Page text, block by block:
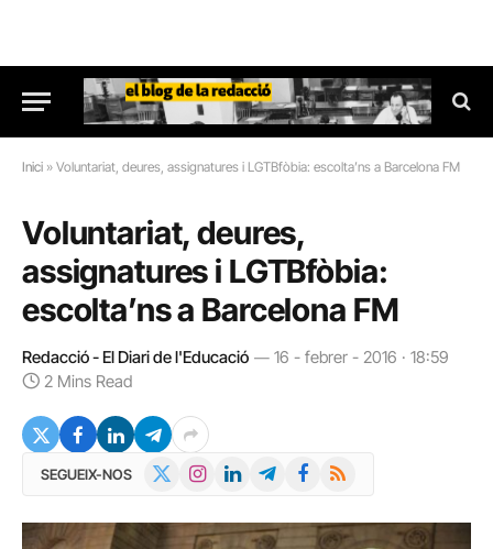
Inici » Voluntariat, deures, assignatures i LGTBfòbia: escolta’ns a Barcelona FM
Voluntariat, deures,
assignatures i LGTBfòbia:
escolta’ns a Barcelona FM
Redacció - El Diari de l'Educació
16 - febrer - 2016 · 18:59
2 Mins Read
SEGUEIX-NOS InstagramLinkedInTelegramFacebook
RSS